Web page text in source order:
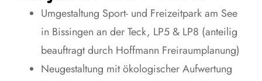
Umgestaltung Sport- und Freizeitpark am See
in Bissingen an der Teck, LP5 & LP8 (anteilig
beauftragt durch Hoffmann Freiraumplanung)
Neugestaltung mit ökologischer Aufwertung